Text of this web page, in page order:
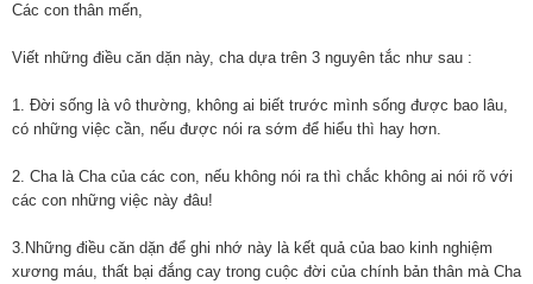
Các con thân mến,
Viết những điều căn dặn này, cha dựa trên 3 nguyên tắc như sau :
1. Đời sống là vô thường, không ai biết trước mình sống được bao lâu,
có những việc cần, nếu được nói ra sớm để hiểu thì hay hơn.
2. Cha là Cha của các con, nếu không nói ra thì chắc không ai nói rõ với
các con những việc này đâu!
3.Những điều căn dặn để ghi nhớ này là kết quả của bao kinh nghiệm
xương máu, thất bại đắng cay trong cuộc đời của chính bản thân mà Cha